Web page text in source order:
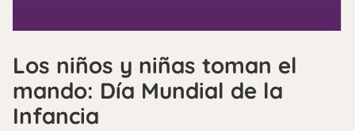
Los niños y niñas toman el
mando: Día Mundial de la
Infancia